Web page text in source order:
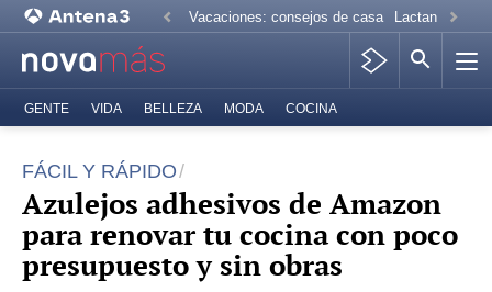
Vacaciones: consejos de casa Lactancia
GENTE VIDA BELLEZA MODA COCINA
FÁCIL Y RÁPIDO
Azulejos adhesivos de Amazon
para renovar tu cocina con poco
presupuesto y sin obras